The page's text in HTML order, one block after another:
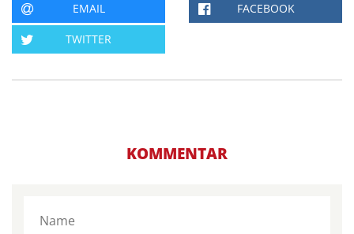
EMAIL FACEBOOK
TWITTER
KOMMENTAR